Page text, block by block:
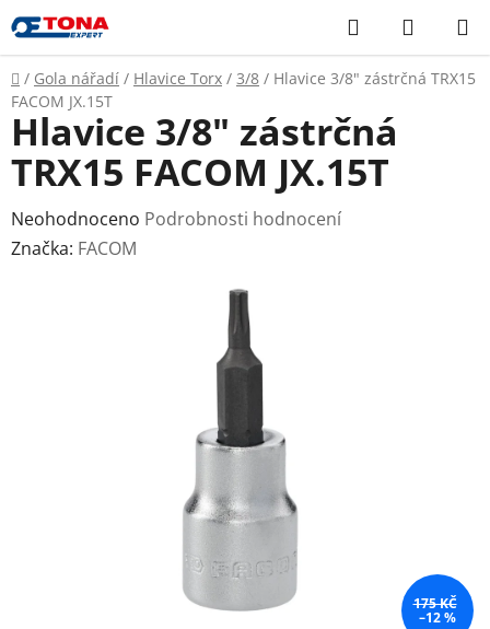
Přejít
na
obsah
Hledat
KOŠÍK
Domů
/ Gola nářadí / Hlavice Torx / 3/8 / Hlavice 3/8" zástrčná TRX15
FACOM JX.15T
Hlavice 3/8" zástrčná
TRX15 FACOM JX.15T
Průměrné
hodnocení
Neohodnoceno Podrobnosti hodnocení
Značka: FACOM
175 KČ
–12 %